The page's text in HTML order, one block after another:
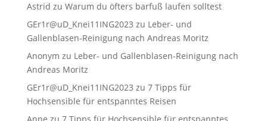
Astrid zu Warum du öfters barfuß laufen solltest
GEr1r@uD_Knei11ING2023 zu Leber- und
Gallenblasen-Reinigung nach Andreas Moritz
Anonym zu Leber- und Gallenblasen-Reinigung nach
Andreas Moritz
GEr1r@uD_Knei11ING2023 zu 7 Tipps für
Hochsensible für entspanntes Reisen